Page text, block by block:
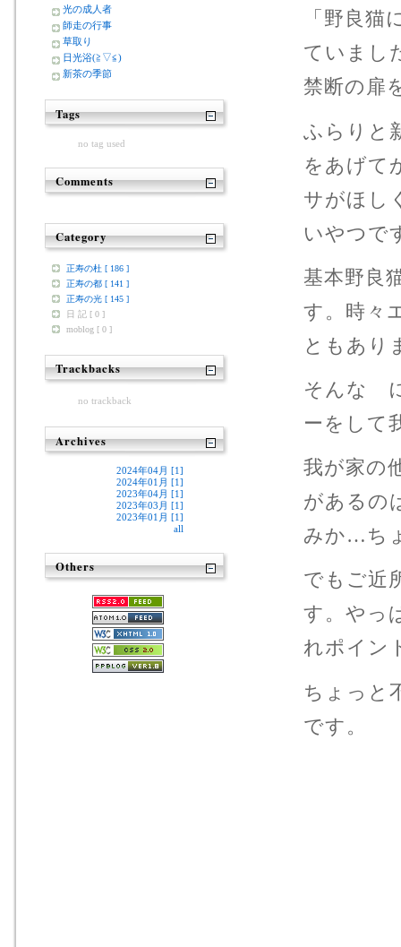
「野良
ていまし
禁断の扉
ふらりと
をあげて
サがほし
いやつで
基本野良
す。時々
ともあり
そんな
ーをして
我が家の
があるの
みか…ち
でもご近
す。や
れポイン
ちょっと
です。
光の成人者
師走の行事
草取り
日光浴(≧▽≦)
新茶の季節
Tags
no tag used
Comments
Category
正寿の杜 [ 186 ]
正寿の都 [ 141 ]
正寿の光 [ 145 ]
日 記 [ 0 ]
moblog [ 0 ]
Trackbacks
no trackback
Archives
2024年04月 [1]
2024年01月 [1]
2023年04月 [1]
2023年03月 [1]
2023年01月 [1]
all
Others